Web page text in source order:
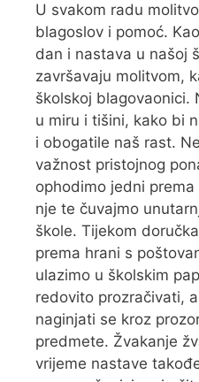
U svakom radu
blagoslov i pomoć.
dan i nastava u našoj
završavaju molitvom,
školskoj blagovaonici.
u miru i tišini, kako bi
i obogatile naš rast.
važnost pristojnog
ophodimo jedni
nje te čuvajmo
škole. Tijekom
prema hrani s
ulazimo u školskim
redovito prozračivati,
naginjati se kroz
predmete. Žvakanje
vrijeme nastave